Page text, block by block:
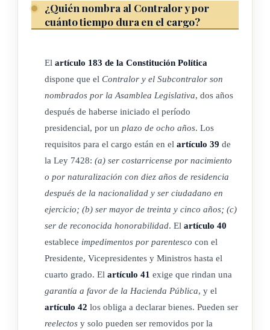
entes u órganos públicos, estatales o no, y las empresas
públicas, así como los sujetos de Derecho Privado, en cuanto
con las salvedades establecidas en el párrafo anterior.
(Así reformado por el inciso d) del artículo 126 de la Ley de
Administración Financiera de la República y Presupuestos
Públicos, N° 8131 de 18 de setiembre del 2001)
ARTÍCULO 9
Fondos Públicos.
Fondos públicos son los recursos, valores, bienes y derechos
propiedad del Estado, de órganos, de empresas o de entes
públicos.
ARTÍCULO 10
¿Quién nombra al Contralor y por
cuánto tiempo dura en el cargo?
El artículo 183 de la Constitución Política
dispone que el Contralor y el Subcontralor son
nombrados por la Asamblea Legislativa, dos años
después de haberse iniciado el período
presidencial, por un plazo de ocho años. Los
requisitos para el cargo están en el artículo 39 de
la Ley 7428: (a) ser costarricense por nacimiento
o por naturalización con diez años de residencia
después de la nacionalidad y ser ciudadano en
ejercicio; (b) ser mayor de treinta y cinco años; (c)
ser de reconocida honorabilidad. El artículo 40
establece impedimentos por parentesco con el
Presidente, Vicepresidentes y Ministros hasta el
cuarto grado. El artículo 41 exige que rindan una
garantía a favor de la Hacienda Pública, y el
artículo 42 los obliga a declarar bienes. Pueden ser
reelectos y solo pueden ser removidos por la